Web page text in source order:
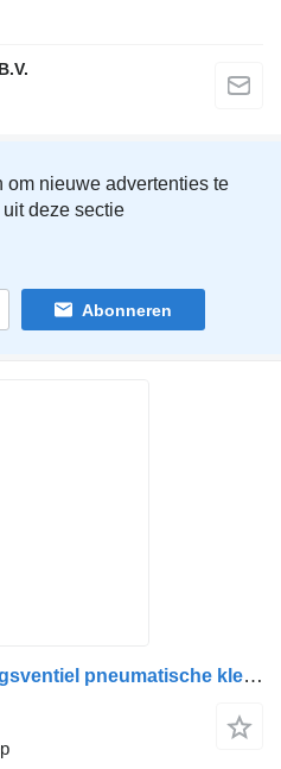
om nieuwe advertenties te
deze sectie
Abonneren
DAF Wabco GV-beveiligingsventiel pneumatische klep voor vrachtwagen